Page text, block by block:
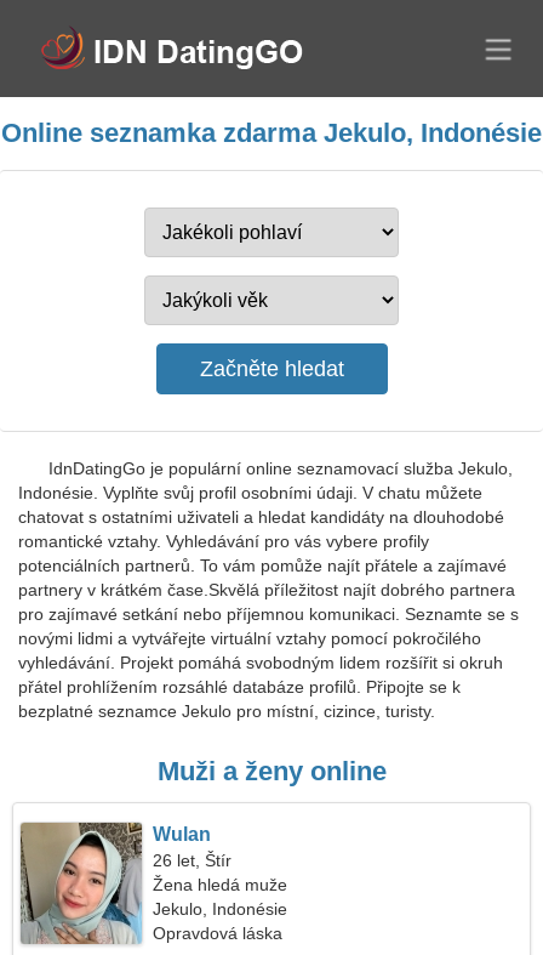
Online seznamka zdarma Jekulo, Indonésie
IdnDatingGo je populární online seznamovací služba Jekulo,
Indonésie. Vyplňte svůj profil osobními údaji. V chatu můžete
chatovat s ostatními uživateli a hledat kandidáty na dlouhodobé
romantické vztahy. Vyhledávání pro vás vybere profily
potenciálních partnerů. To vám pomůže najít přátele a zajímavé
partnery v krátkém čase.Skvělá příležitost najít dobrého partnera
pro zajímavé setkání nebo příjemnou komunikaci. Seznamte se s
novými lidmi a vytvářejte virtuální vztahy pomocí pokročilého
vyhledávání. Projekt pomáhá svobodným lidem rozšířit si okruh
přátel prohlížením rozsáhlé databáze profilů. Připojte se k
bezplatné seznamce Jekulo pro místní, cizince, turisty.
Muži a ženy online
Wulan
26 let, Štír
Žena hledá muže
Jekulo, Indonésie
Opravdová láska